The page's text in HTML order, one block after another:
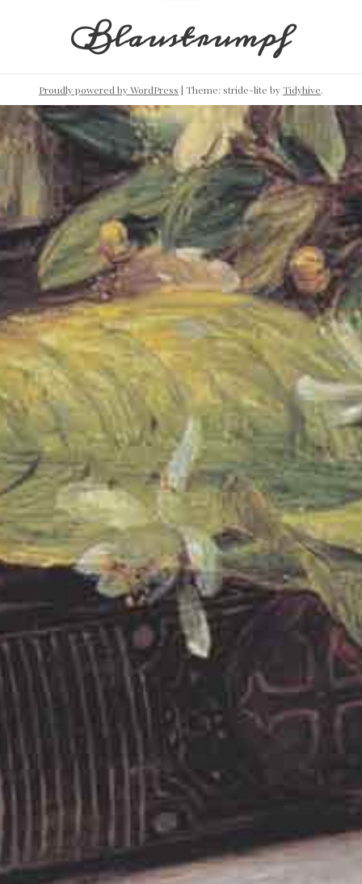
Blaustrumpf
Proudly powered by WordPress | Theme: stride-lite byTidyhive.